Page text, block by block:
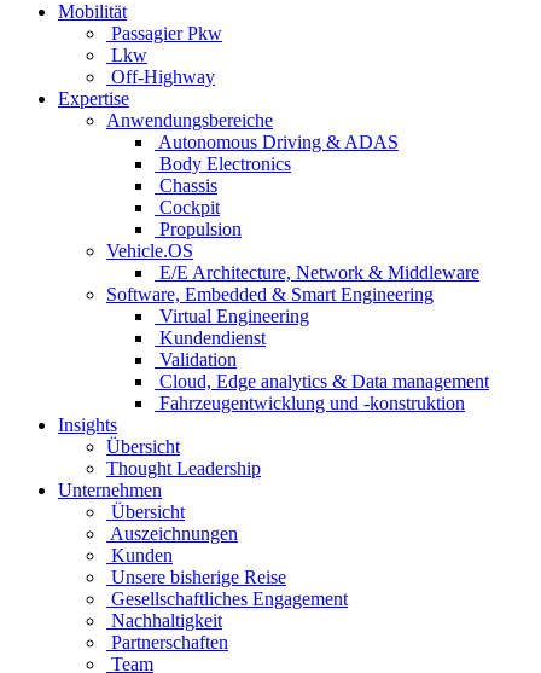
Mobilität
Passagier Pkw
Lkw
Off-Highway
Expertise
Anwendungsbereiche
Autonomous Driving & ADAS
Body Electronics
Chassis
Cockpit
Propulsion
Vehicle.OS
E/E Architecture, Network & Middleware
Software, Embedded & Smart Engineering
Virtual Engineering
Kundendienst
Validation
Cloud, Edge analytics & Data management
Fahrzeugentwicklung und -konstruktion
Insights
Übersicht
Thought Leadership
Unternehmen
Übersicht
Auszeichnungen
Kunden
Unsere bisherige Reise
Gesellschaftliches Engagement
Nachhaltigkeit
Partnerschaften
Team